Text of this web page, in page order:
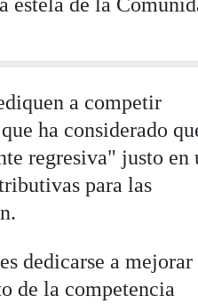
estela de la
a competir
ha considerado
regresiva" justo en
para las
dedicarse a
de la competencia